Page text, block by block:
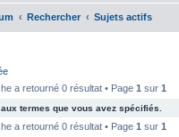
Rechercher
Sujets actifs
a retourné 0 résultat • Page 1 sur 1
termes que vous avez spécifiés.
a retourné 0 résultat • Page 1 sur 1